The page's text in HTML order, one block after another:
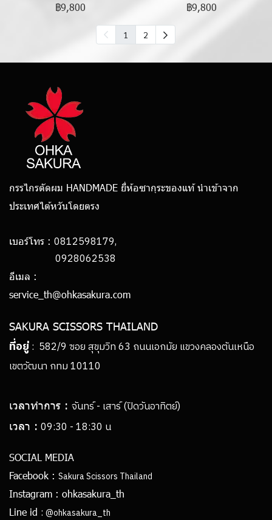
฿9,800 ฿9,800
1 2
กรรไกรตัดผม HANDMADE ยี่ห้อซากุระของแท้ นำเข้าจาก
ประเทศไต้หวันโดยตรง
เบอร์โทร : 0812598179,
0928062538
อีเมล :
service_th@ohkasakura.com
SAKURA SCISSORS THAILAND
ที่อยู่: 582/9 ซอย สุขุมวิท 63 ถนนเอกมัย แขวงคลองตันเหนือ
เขตวัฒนา กทม 10110
เวลาทำการ : จันทร์ - เสาร์ (ปิดวันอาทิตย์)
เวลา : 09:30 - 18:30 น
SOCIAL MEDIA
Facebook : Sakura Scissors Thailand
Instagram : ohkasakura_th
Line id : @ohkasakura_th